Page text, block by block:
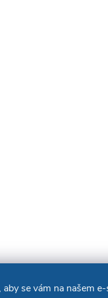
se vám na našem